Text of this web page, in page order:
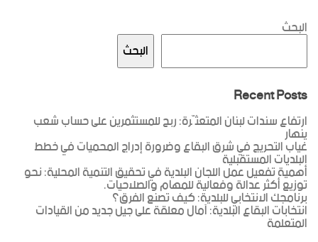
البحث
البحث
Recent Posts
ارتفاع سندات لبنان المتعثّرة: ربح للمستثمرين على حساب شعب
ينهار
غياب التحريج في شرق البقاع وضرورة إدراج المحميات في خطط
البلديات المستقبلية
أهمية تفعيل عمل اللجان البلدية في تحقيق التنمية المحلية: نحو
توزيع أكثر عدالة وفعالية للمهام والصلاحيات.
برنامجك الانتخابي للبلدية: كيف تصنع الفرق؟
انتخابات البقاع البلدية: آمال معلقة على جيل جديد من القيادات
المتعلمة